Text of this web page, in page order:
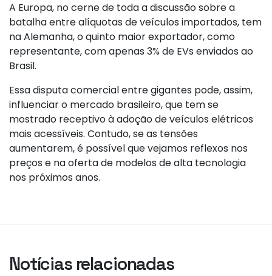
A Europa, no cerne de toda a discussão sobre a
batalha entre alíquotas de veículos importados, tem
na Alemanha, o quinto maior exportador, como
representante, com apenas 3% de EVs enviados ao
Brasil.
Essa disputa comercial entre gigantes pode, assim,
influenciar o mercado brasileiro, que tem se
mostrado receptivo à adoção de veículos elétricos
mais acessíveis. Contudo, se as tensões
aumentarem, é possível que vejamos reflexos nos
preços e na oferta de modelos de alta tecnologia
nos próximos anos.
Notícias relacionadas